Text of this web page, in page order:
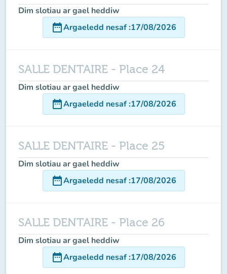
Dim slotiau ar gael heddiw
date_rangeArgaeledd nesaf:17/08/2026
SALLE DENTAIRE - Place 24
Dim slotiau ar gael heddiw
date_rangeArgaeledd nesaf:17/08/2026
SALLE DENTAIRE - Place 25
Dim slotiau ar gael heddiw
date_rangeArgaeledd nesaf:17/08/2026
SALLE DENTAIRE - Place 26
Dim slotiau ar gael heddiw
date_rangeArgaeledd nesaf:17/08/2026